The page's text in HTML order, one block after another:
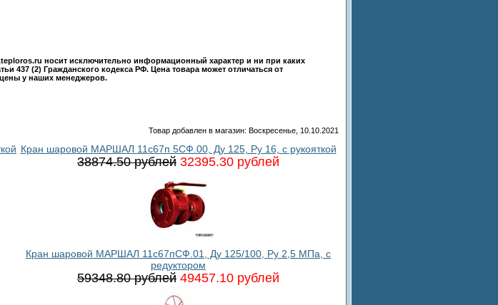
носит исключительно информационный характер и ни при каких
437 (2) Гражданского кодекса РФ. Цена товара может отличаться от
у наших менеджеров.
Товар добавлен в магазин: Воскресенье, 10.10.2021
Кран шаровой МАРШАЛ 11с67п 5СФ.00, Ду 125, Ру 16, с рукояткой
38874.50 рублей 32395.30 рублей
Кран шаровой МАРШАЛ 11с67пСФ.01, Ду 125/100, Ру 2,5 МПа, с
редуктором
59348.80 рублей 49457.10 рублей